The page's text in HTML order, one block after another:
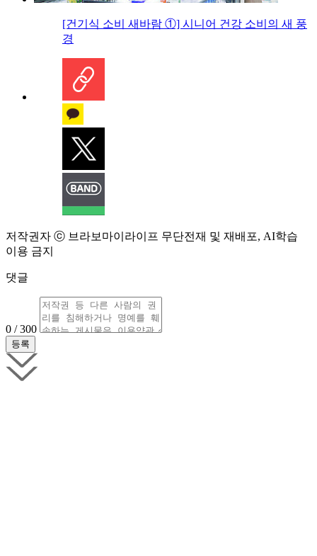
[건기식 소비 새바람 ①] 시니어 건강 소비의 새 풍
경
저작권자 ⓒ 브라보마이라이프 무단전재 및 재배포, AI학습
이용 금지
댓글
0 / 300